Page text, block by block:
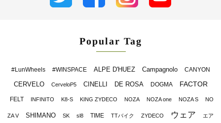
Popular Tag
#LunWheels #WINSPACE ALPE D'HUEZ Campagnolo CANYON
CERVELO CerveloP5 CINELLI DE ROSA DOGMA FACTOR
FELT INFINITO K8-S KING ZYDECO NOZA NOZA one NOZA S NO
ZA V SHIMANO SK sl8 TIME TTバイク ZYDECO ウェア エア